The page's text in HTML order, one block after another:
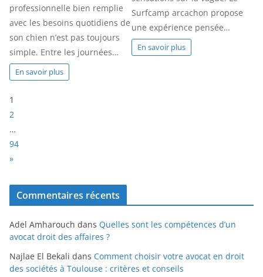
professionnelle bien remplie
avec les besoins quotidiens de
son chien n’est pas toujours
simple. Entre les journées…
En savoir plus
Surfcamp arcachon propose
une expérience pensée…
En savoir plus
P
a
g
e
:
1
2
…
94
N
x
»
Commentaires récents
Adel Amharouch dans Quelles sont les compétences d’un
avocat droit des affaires ?
Najlae El Bekali dans Comment choisir votre avocat en droit
des sociétés à Toulouse : critères et conseils